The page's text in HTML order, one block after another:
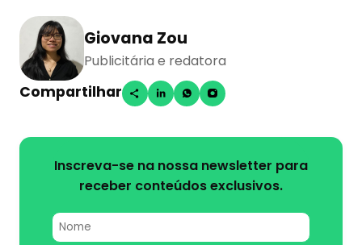
Giovana Zou
Publicitária e redatora
Compartilhar
Inscreva-se na nossa newsletter para
receber conteúdos exclusivos.